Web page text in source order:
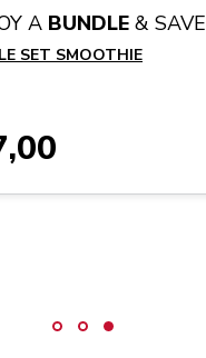
A BUNDLE& SAVE
LE SET SMOOTHIE